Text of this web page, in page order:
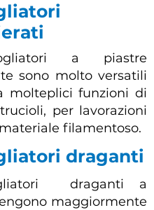
a piastre
sono molto versatili
molteplici funzioni di
per lavorazioni
filamentoso.
draganti
draganti a
maggiormente